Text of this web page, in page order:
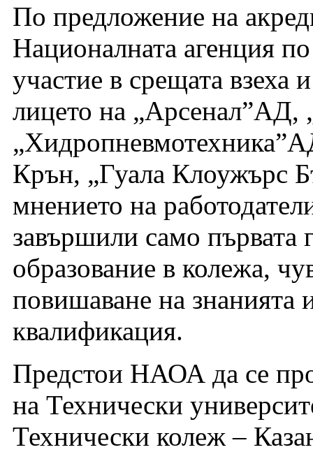
По предложение на
Националната агенция
участие в срещата взеха
лицето на
Крън, „Гуала Клоужърс
мнението на
завършили само първата
образование в колежа,
повишаване на знанията
квалификация.
Предстои НАОА да се
на Технически
Технически колеж –